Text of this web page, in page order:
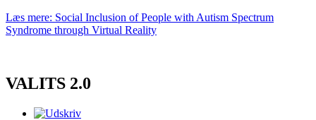
Læs mere: Social Inclusion of People with Autism Spectrum
Syndrome through Virtual Reality
VALITS 2.0